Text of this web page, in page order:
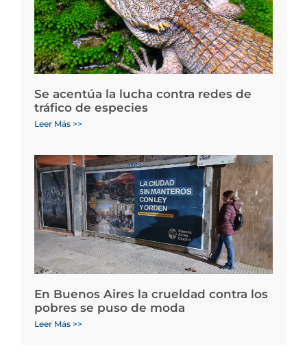
Se acentúa la lucha contra redes de
tráfico de especies
Leer Más >>
En Buenos Aires la crueldad contra los
pobres se puso de moda
Leer Más >>